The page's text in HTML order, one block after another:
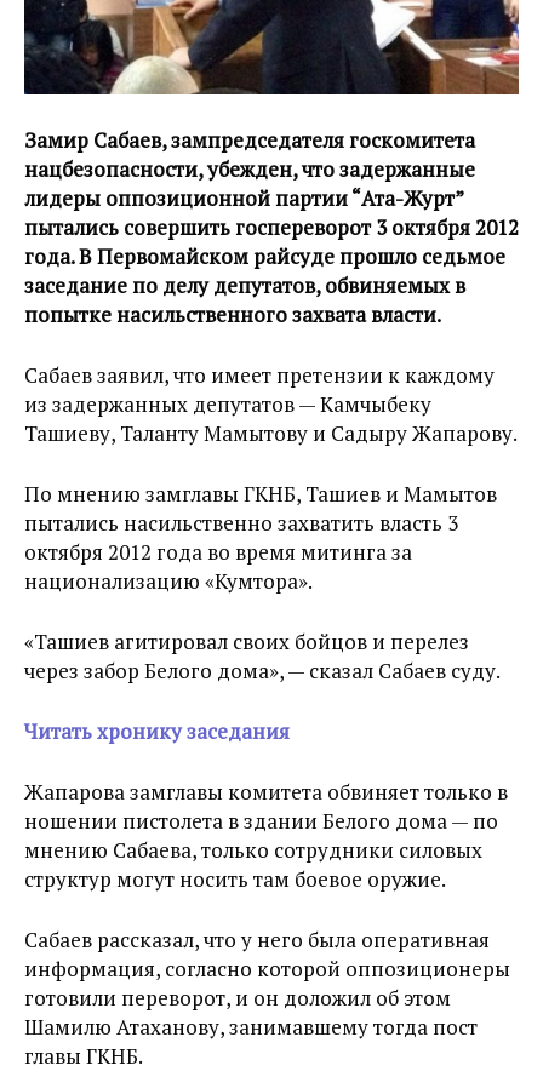
Замир Сабаев, зампредседателя госкомитета
нацбезопасности, убежден, что задержанные
лидеры оппозиционной партии “Ата-Журт”
пытались совершить госпереворот 3 октября 2012
года. В Первомайском райсуде прошло седьмое
заседание по делу депутатов, обвиняемых в
попытке насильственного захвата власти.
Сабаев заявил, что имеет претензии к каждому
из задержанных депутатов — Камчыбеку
Ташиеву, Таланту Мамытову и Садыру Жапарову.
По мнению замглавы ГКНБ, Ташиев и Мамытов
пытались насильственно захватить власть 3
октября 2012 года во время митинга за
национализацию «Кумтора».
«Ташиев агитировал своих бойцов и перелез
через забор Белого дома», — сказал Сабаев суду.
Читать хронику заседания
Жапарова замглавы комитета обвиняет только в
ношении пистолета в здании Белого дома — по
мнению Сабаева, только сотрудники силовых
структур могут носить там боевое оружие.
Сабаев рассказал, что у него была оперативная
информация, согласно которой оппозиционеры
готовили переворот, и он доложил об этом
Шамилю Атаханову, занимавшему тогда пост
главы ГКНБ.